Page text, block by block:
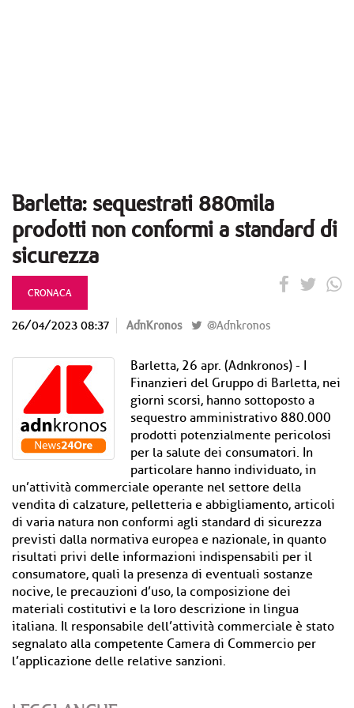
Barletta: sequestrati 880mila
prodotti non conformi a standard di
sicurezza
CRONACA
26/04/2023 08:37 AdnKronos @Adnkronos
Barletta, 26 apr. (Adnkronos) - I
Finanzieri del Gruppo di Barletta, nei
giorni scorsi, hanno sottoposto a
sequestro amministrativo 880.000
prodotti potenzialmente pericolosi
per la salute dei consumatori. In
particolare hanno individuato, in
un’attività commerciale operante nel settore della
vendita di calzature, pelletteria e abbigliamento, articoli
di varia natura non conformi agli standard di sicurezza
previsti dalla normativa europea e nazionale, in quanto
risultati privi delle informazioni indispensabili per il
consumatore, quali la presenza di eventuali sostanze
nocive, le precauzioni d’uso, la composizione dei
materiali costitutivi e la loro descrizione in lingua
italiana. Il responsabile dell’attività commerciale è stato
segnalato alla competente Camera di Commercio per
l’applicazione delle relative sanzioni.